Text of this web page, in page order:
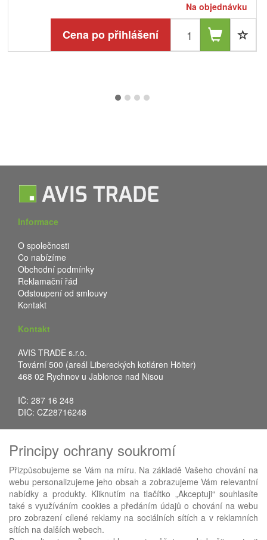
Na objednávku
Cena po přihlášení
Informace
O společnosti
Co nabízíme
Obchodní podmínky
Reklamační řád
Odstoupení od smlouvy
Kontakt
Kontakt
AVIS TRADE s.r.o.
Tovární 500 (areál Libereckých kotláren Hölter)
468 02 Rychnov u Jablonce nad Nisou
IČ: 287 16 248
DIČ: CZ28716248
Fax: +420 483 034 590
E-mail:info@avistrade.cz
Web:www.avistrade.cz
Principy ochrany soukromí
Přizpůsobujeme se Vám na míru. Na základě Vašeho chování na
webu personalizujeme jeho obsah a zobrazujeme Vám relevantní
nabídky a produkty. Kliknutím na tlačítko „Akceptuji“ souhlasíte
také s využíváním cookies a předáním údajů o chování na webu
pro zobrazení cílené reklamy na sociálních sítích a v reklamních
sítích na dalších webech.